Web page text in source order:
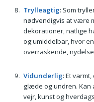
Trylleagtig: Som
nødvendigvis at være
dekorationer, natlige
og umiddelbar, hvor
overraskende,
Vidunderlig: Et
glæde og undren. Kan
vejr, kunst og